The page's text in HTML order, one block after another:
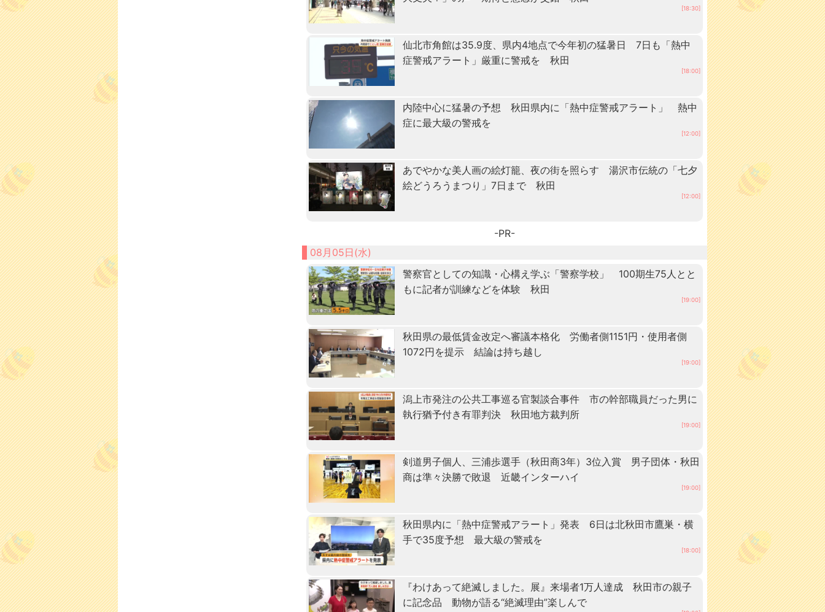
[18:30]
仙北市角館は35.9度、県内4地点で今年初の猛暑日 7日も「熱中
症警戒アラート」厳重に警戒を 秋田
[18:00]
内陸中心に猛暑の予想 秋田県内に「熱中症警戒アラート」 熱中
症に最大級の警戒を
[12:00]
あでやかな美人画の絵灯籠、夜の街を照らす 湯沢市伝統の「七夕
絵どうろうまつり」7日まで 秋田
[12:00]
-PR-
08月05日(水)
警察官としての知識・心構え学ぶ「警察学校」 100期生75人とと
もに記者が訓練などを体験 秋田
[19:00]
秋田県の最低賃金改定へ審議本格化 労働者側1151円・使用者側
1072円を提示 結論は持ち越し
[19:00]
潟上市発注の公共工事巡る官製談合事件 市の幹部職員だった男に
執行猶予付き有罪判決 秋田地方裁判所
[19:00]
剣道男子個人、三浦歩選手（秋田商3年）3位入賞 男子団体・秋田
商は準々決勝で敗退 近畿インターハイ
[19:00]
秋田県内に「熱中症警戒アラート」発表 6日は北秋田市鷹巣・横
手で35度予想 最大級の警戒を
[18:00]
『わけあって絶滅しました。展』来場者1万人達成 秋田市の親子
に記念品 動物が語る“絶滅理由”楽しんで